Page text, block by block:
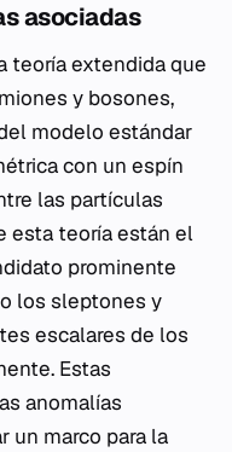
asociadas
teoría extendida que
y bosones,
modelo estándar
con un espín
las partículas
esta teoría están el
prominente
los sleptones y
escalares de los
Estas
anomalías
un marco para la